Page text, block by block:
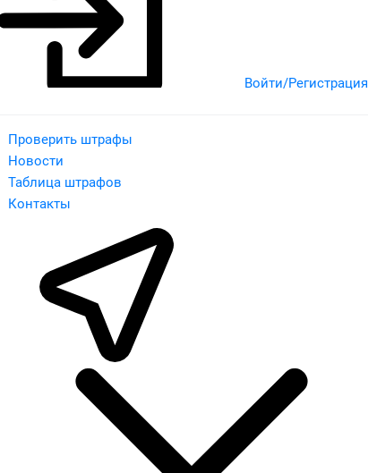
Войти/Регистрация
Проверить штрафы
Новости
Таблица штрафов
Контакты